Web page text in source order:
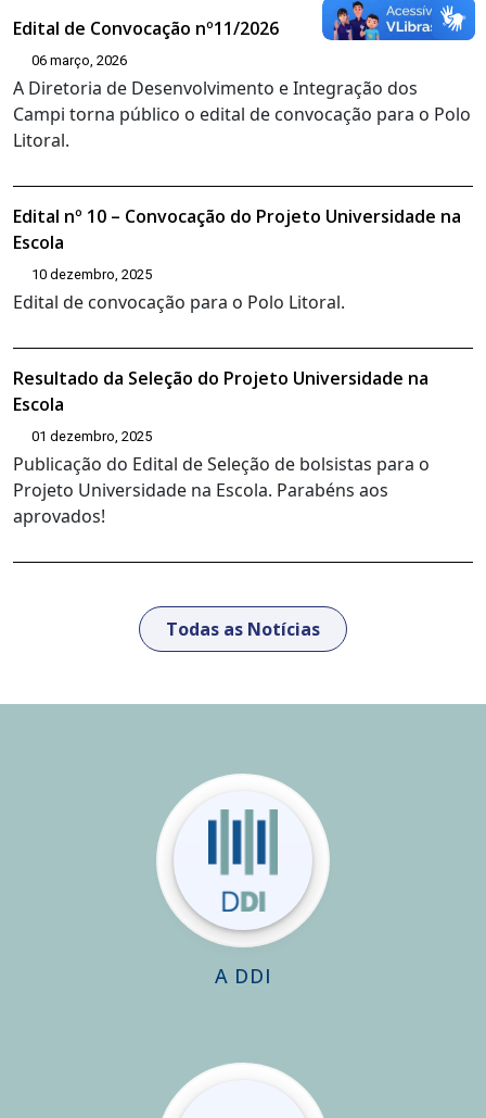
Edital de Convocação nº11/2026
06 março, 2026
A Diretoria de Desenvolvimento e Integração dos
Campi torna público o edital de convocação para o Polo
Litoral.
Edital nº 10 – Convocação do Projeto Universidade na
Escola
10 dezembro, 2025
Edital de convocação para o Polo Litoral.
Resultado da Seleção do Projeto Universidade na
Escola
01 dezembro, 2025
Publicação do Edital de Seleção de bolsistas para o
Projeto Universidade na Escola. Parabéns aos
aprovados!
Todas as Notícias
A DDI